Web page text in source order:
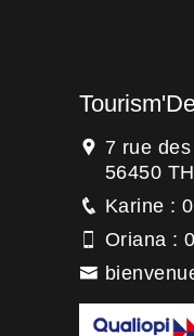
7 rue
56450
Karine :
Oriana :